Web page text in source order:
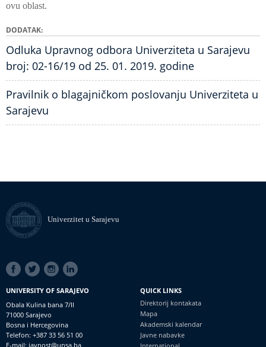
ovu oblast.
DODATAK
Odluka Upravnog odbora Univerziteta u Sarajevu
broj: 02-16/19 od 25. 01. 2019. godine
Pravilnik o blagajničkom poslovanju Univerziteta u
Sarajevu
Univerzitet u Sarajevu
SOCIAL
LINKS
UNIVERSITY OF SARAJEVO
Obala Kulina bana 7/II
71000 Sarajevo
Bosna i Hercegovina
Telefon: +387 33 56 51 00
E-mail: javnost@unsa.ba
QUICK LINKS
Direktorij kontakata
Mapa
Akademski kalendar
Javne nabavke